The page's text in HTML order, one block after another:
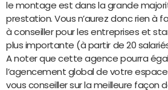
le montage est dans la grande
prestation. Vous n’aurez donc rien à
à conseiller pour les entreprises et
plus importante (à partir de 20
A noter que cette agence pourra
l’agencement global de votre
vous conseiller sur la meilleure façon